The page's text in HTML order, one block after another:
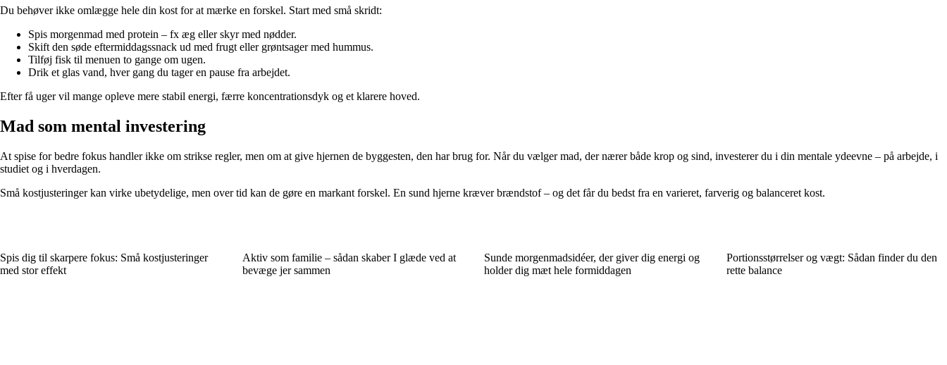
Du behøver ikke omlægge hele din kost for at mærke en forskel. Start med små skridt:
Spis morgenmad med protein – fx æg eller skyr med nødder.
Skift den søde eftermiddagssnack ud med frugt eller grøntsager med hummus.
Tilføj fisk til menuen to gange om ugen.
Drik et glas vand, hver gang du tager en pause fra arbejdet.
Efter få uger vil mange opleve mere stabil energi, færre koncentrationsdyk og et klarere hoved.
Mad som mental investering
At spise for bedre fokus handler ikke om strikse regler, men om at give hjernen de byggesten, den har brug for. Når du vælger mad, der nærer både krop og sind, investerer du i din mentale ydeevne – på arbejde, i
studiet og i hverdagen.
Små kostjusteringer kan virke ubetydelige, men over tid kan de gøre en markant forskel. En sund hjerne kræver brændstof – og det får du bedst fra en varieret, farverig og balanceret kost.
Spis dig til skarpere fokus: Små kostjusteringer
med stor effekt
Aktiv som familie – sådan skaber I glæde ved at
bevæge jer sammen
Sunde morgenmadsidéer, der giver dig energi og
holder dig mæt hele formiddagen
Portionsstørrelser og vægt: Sådan finder du den
rette balance